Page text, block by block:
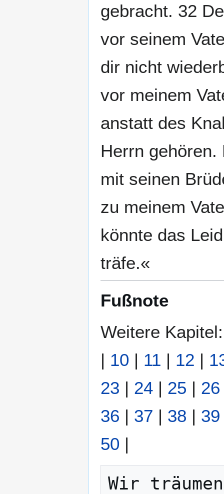
gebracht. 32
vor seinem
dir nicht
vor meinem
anstatt des
Herrn
mit seinen
zu meinem
könnte das
träfe.«
Fußnote
Weitere
| 10 | 11 | 12 |
23 | 24 | 25 | 26
36 | 37 | 38 | 39
50 |
Wir